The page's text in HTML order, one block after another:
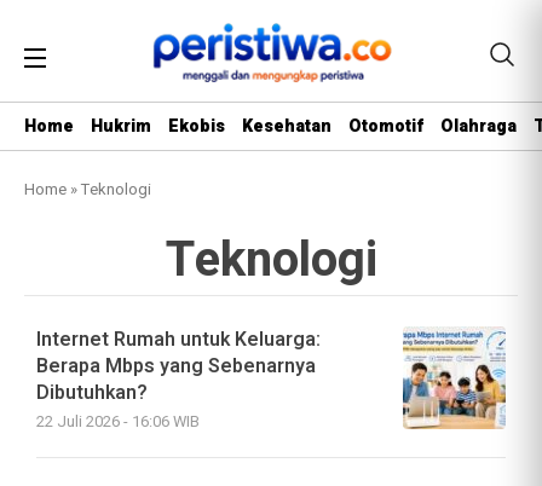
Home Hukrim Ekobis Kesehatan Otomotif Olahraga
Home »Teknologi
Teknologi
Internet Rumah untuk Keluarga:
Berapa Mbps yang Sebenarnya
Dibutuhkan?
22 Juli 2026 - 16:06 WIB